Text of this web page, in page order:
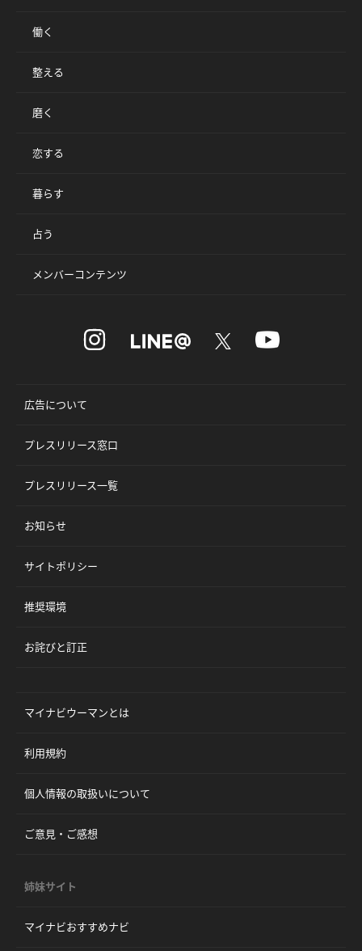
働く
整える
磨く
恋する
暮らす
占う
メンバーコンテンツ
広告について
プレスリリース窓口
プレスリリース一覧
お知らせ
サイトポリシー
推奨環境
お詫びと訂正
マイナビウーマンとは
利用規約
個人情報の取扱いについて
ご意見・ご感想
姉妹サイト
マイナビおすすめナビ